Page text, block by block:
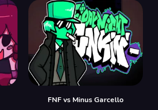
FNF vs Minus Garcello